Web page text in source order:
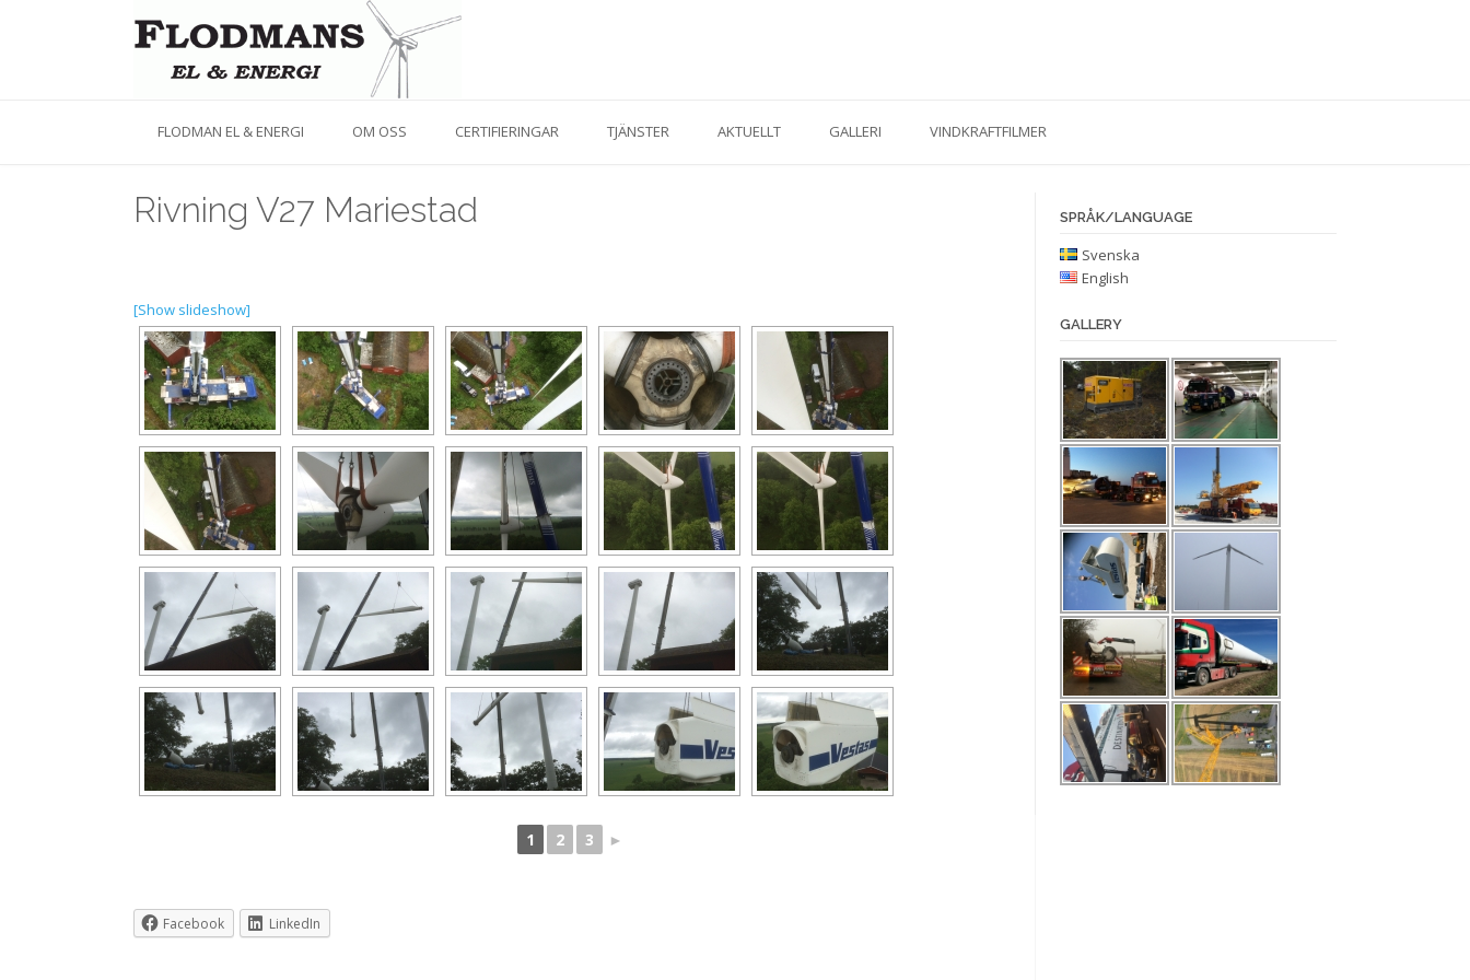
FLODMAN EL & ENERGI OM OSS CERTIFIERINGAR TJÄNSTER AKTUELLT GALLERI VINDKRAFTFILMER
Rivning V27 Mariestad
[Show slideshow]
1 2 3 ►
Facebook LinkedIn
SPRÅK/LANGUAGE
Svenska
English
GALLERY